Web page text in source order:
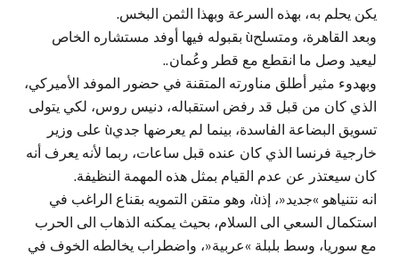
يكن يحلم به، بهذه السرعة وبهذا الثمن البخس.
وبعد القاهرة، ومتسلحù بقبوله فيها أوفد مستشاره الخاص
ليعيد وصل ما انقطع مع قطر وعُمان..
وبهدوء مثير أطلق مناورته المتقنة في حضور الموفد الأميركي،
الذي كان من قبل قد رفض استقباله، دنيس روس، لكي يتولى
تسويق البضاعة الفاسدة، بينما لم يعرضها جديù على وزير
خارجية فرنسا الذي كان عنده قبل ساعات، ربما لأنه يعرف أنه
كان سيعتذر عن عدم القيام بمثل هذه المهمة النظيفة.
انه نتنياهو »جديد«، إذù، وهو متقن التمويه بقناع الراغب في
استكمال السعي الى السلام، بحيث يمكنه الذهاب الى الحرب
مع سوريا، وسط بلبلة »عربية«، واضطراب يخالطه الخوف في